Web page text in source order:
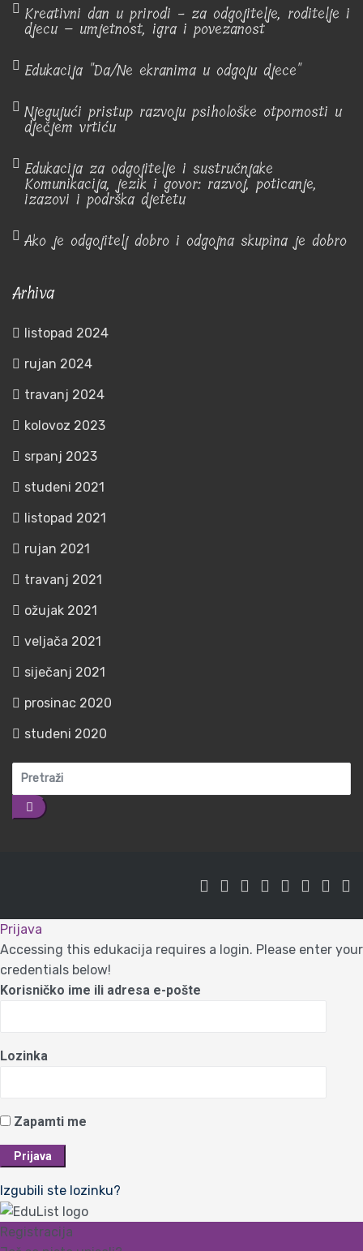
Kreativni dan u prirodi - za odgojitelje, roditelje i
djecu – umjetnost, igra i povezanost
Edukacija "Da/Ne ekranima u odgoju djece"
Njegujući pristup razvoju psihološke otpornosti u
dječjem vrtiću
Edukacija za odgojitelje i sustručnjake
Komunikacija, jezik i govor: razvoj, poticanje,
izazovi i podrška djetetu
Ako je odgojitelj dobro i odgojna skupina je dobro
Arhiva
listopad 2024
rujan 2024
travanj 2024
kolovoz 2023
srpanj 2023
studeni 2021
listopad 2021
rujan 2021
travanj 2021
ožujak 2021
veljača 2021
siječanj 2021
prosinac 2020
studeni 2020
Prijava
Accessing this edukacija requires a login. Please enter your
credentials below!
Korisničko ime ili adresa e-pošte
Lozinka
Zapamti me
Izgubili ste lozinku?
Registracija